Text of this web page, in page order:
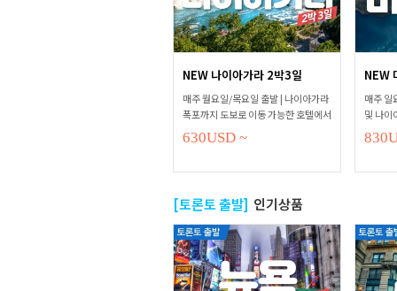
NEW 나이아가라 2박3일
매주 월요일/목요일 출발 | 나이아가라
폭포까지 도보로 이동 가능한 호텔에서
2박 연박
630USD ~
NEW
매주 일
및 나이
능한 호
830
[토론토 출발] 인기상품